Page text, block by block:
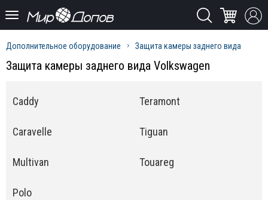
Дополнительное оборудование Защита камеры заднего вида
Защита камеры заднего вида Volkswagen
Caddy
Caravelle
Multivan
Polo
Teramont
Tiguan
Touareg